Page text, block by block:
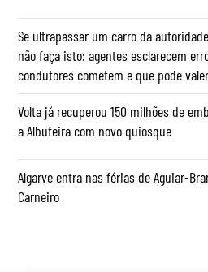
Se ultrapassar um carro da
não faça isto: agentes esclarecem
condutores cometem e que pode
Volta já recuperou 150 milhões de
a Albufeira com novo quiosque
Algarve entra nas férias de Aguiar-
Carneiro